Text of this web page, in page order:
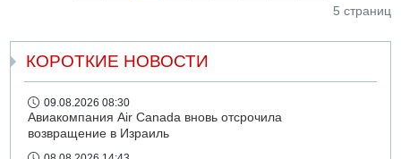
5 страниц
КОРОТКИЕ НОВОСТИ
09.08.2026 08:30
Авиакомпания Air Canada вновь отсрочила
возвращение в Израиль